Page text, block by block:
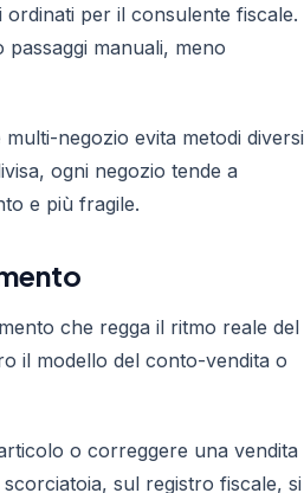
per il consulente fiscale.
manuali, meno
negozio evita metodi diversi
ogni negozio tende a
e più fragile.
che regga il ritmo reale del
il modello del conto-vendita o
o correggere una vendita
sul registro fiscale, si